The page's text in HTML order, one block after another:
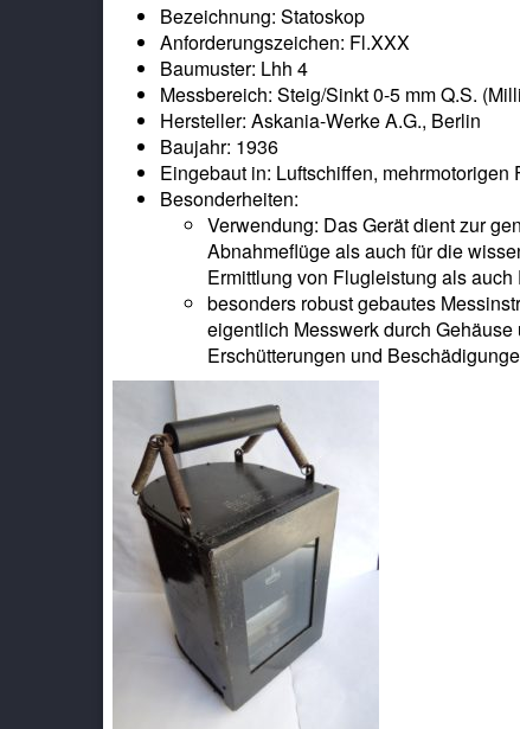
Bezeichnung: Statoskop
Anforderungszeichen: Fl.XXX
Baumuster: Lhh 4
Messbereich: Steig/Sinkt 0-5 mm Q.S.
Hersteller: Askania-Werke A.G., Berlin
Baujahr: 1936
Eingebaut in: Luftschiffen,
Besonderheiten:
Verwendung: Das Gerät dient zur
Abnahmeflüge als auch für die
Ermittlung von Flugleistung als
besonders robust gebautes
eigentlich Messwerk durch
Erschütterungen und